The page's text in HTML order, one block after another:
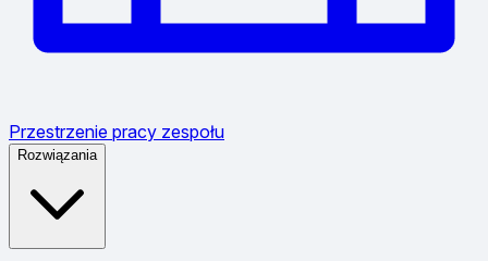
Przestrzenie pracy zespołu
Rozwiązania